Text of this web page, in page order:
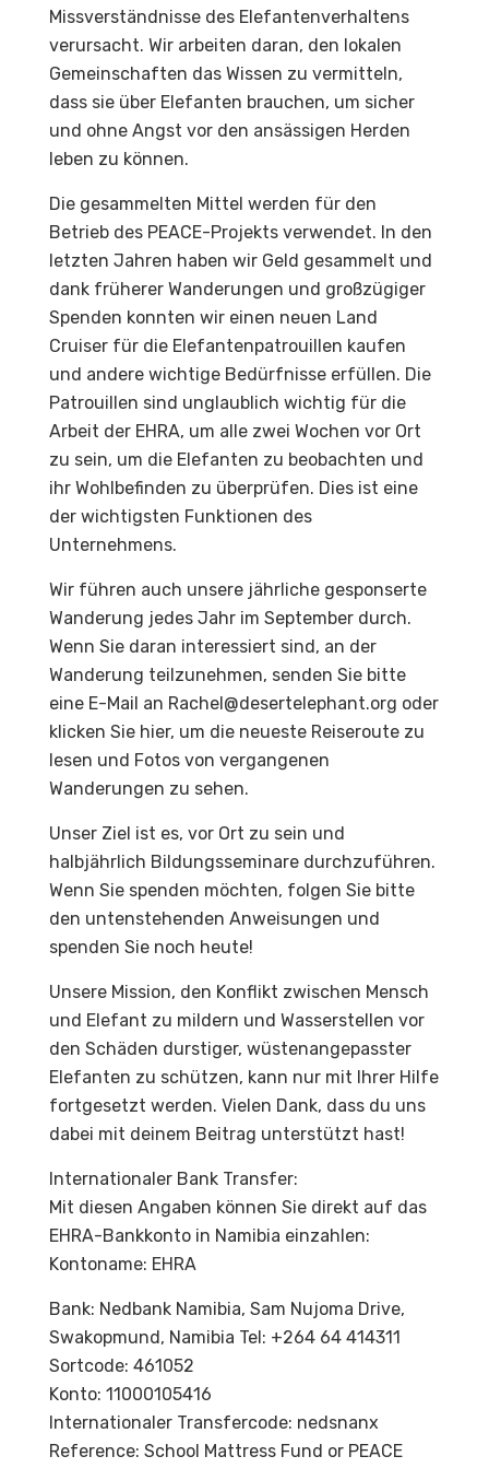
Missverständnisse des Elefantenverhaltens
verursacht. Wir arbeiten daran, den lokalen
Gemeinschaften das Wissen zu vermitteln,
dass sie über Elefanten brauchen, um sicher
und ohne Angst vor den ansässigen Herden
leben zu können.
Die gesammelten Mittel werden für den
Betrieb des PEACE-Projekts verwendet. In den
letzten Jahren haben wir Geld gesammelt und
dank früherer Wanderungen und großzügiger
Spenden konnten wir einen neuen Land
Cruiser für die Elefantenpatrouillen kaufen
und andere wichtige Bedürfnisse erfüllen. Die
Patrouillen sind unglaublich wichtig für die
Arbeit der EHRA, um alle zwei Wochen vor Ort
zu sein, um die Elefanten zu beobachten und
ihr Wohlbefinden zu überprüfen. Dies ist eine
der wichtigsten Funktionen des
Unternehmens.
Wir führen auch unsere jährliche gesponserte
Wanderung jedes Jahr im September durch.
Wenn Sie daran interessiert sind, an der
Wanderung teilzunehmen, senden Sie bitte
eine E-Mail an Rachel@desertelephant.org oder
klicken Sie hier, um die neueste Reiseroute zu
lesen und Fotos von vergangenen
Wanderungen zu sehen.
Unser Ziel ist es, vor Ort zu sein und
halbjährlich Bildungsseminare durchzuführen.
Wenn Sie spenden möchten, folgen Sie bitte
den untenstehenden Anweisungen und
spenden Sie noch heute!
Unsere Mission, den Konflikt zwischen Mensch
und Elefant zu mildern und Wasserstellen vor
den Schäden durstiger, wüstenangepasster
Elefanten zu schützen, kann nur mit Ihrer Hilfe
fortgesetzt werden. Vielen Dank, dass du uns
dabei mit deinem Beitrag unterstützt hast!
Internationaler Bank Transfer:
Mit diesen Angaben können Sie direkt auf das
EHRA-Bankkonto in Namibia einzahlen:
Kontoname: EHRA
Bank: Nedbank Namibia, Sam Nujoma Drive,
Swakopmund, Namibia Tel: +264 64 414311
Sortcode: 461052
Konto: 11000105416
Internationaler Transfercode: nedsnanx
Reference: School Mattress Fund or PEACE